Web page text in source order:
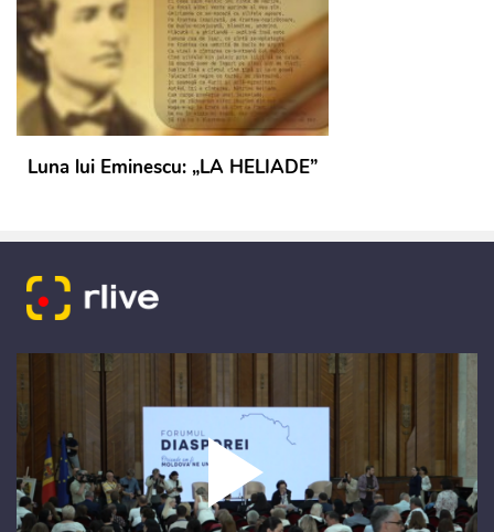
Luna lui Eminescu: „LA HELIADE”